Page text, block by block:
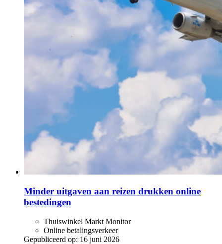
Minder uitgaven aan reizen drukken online
bestedingen
Thuiswinkel Markt Monitor
Online betalingsverkeer
Gepubliceerd op: 16 juni 2026